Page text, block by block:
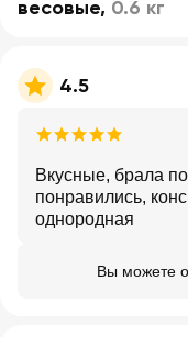
весовые, 0.6 кг
4.5
Вкусные, брала
понравились,
однородная
Вы можете